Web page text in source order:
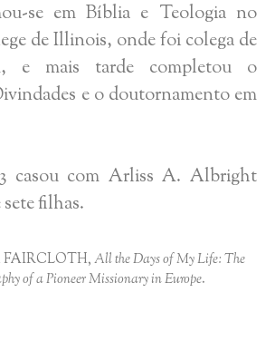
se em Bíblia e Teologia no
de Illinois, onde foi colega de
e mais tarde completou o
e o doutornamento em
casou com Arliss A. Albright
filhas.
FAIRCLOTH,All the Days of My Life: The
of a Pioneer Missionary in Europe.